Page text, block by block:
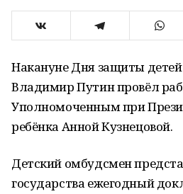
Накануне Дня защиты детей
Владимир Путин провёл
Уполномоченным при
ребёнка Анной Кузнецовой.
Детский омбудсмен
государства ежегодный